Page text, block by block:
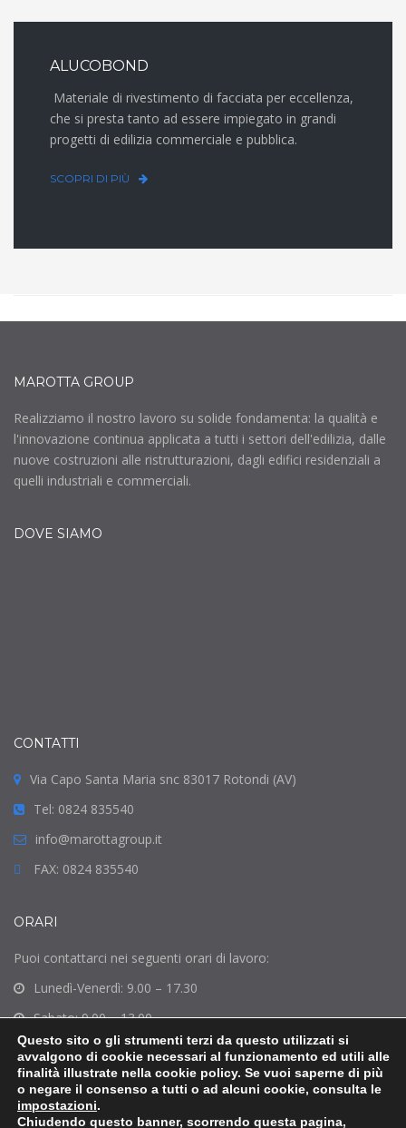
ALUCOBOND
Materiale di rivestimento di facciata per eccellenza,
che si presta tanto ad essere impiegato in grandi
progetti di edilizia commerciale e pubblica.
SCOPRI DI PIÙ
MAROTTA GROUP
Realizziamo il nostro lavoro su solide fondamenta: la qualità e
l'innovazione continua applicata a tutti i settori dell'edilizia, dalle
nuove costruzioni alle ristrutturazioni, dagli edifici residenziali a
quelli industriali e commerciali.
DOVE SIAMO
CONTATTI
Via Capo Santa Maria snc 83017 Rotondi (AV)
Tel: 0824 835540
info@marottagroup.it
FAX: 0824 835540
ORARI
Puoi contattarci nei seguenti orari di lavoro:
Lunedì-Venerdì: 9.00 – 17.30
Sabato: 9.00 – 13.00
Domenica: Chiuso
Questo sito o gli strumenti terzi da questo utilizzati si
avvalgono di cookie necessari al funzionamento ed utili alle
finalità illustrate nella cookie policy. Se vuoi saperne di più
o negare il consenso a tutti o ad alcuni cookie, consulta le
impostazioni.
Chiudendo questo banner, scorrendo questa pagina,